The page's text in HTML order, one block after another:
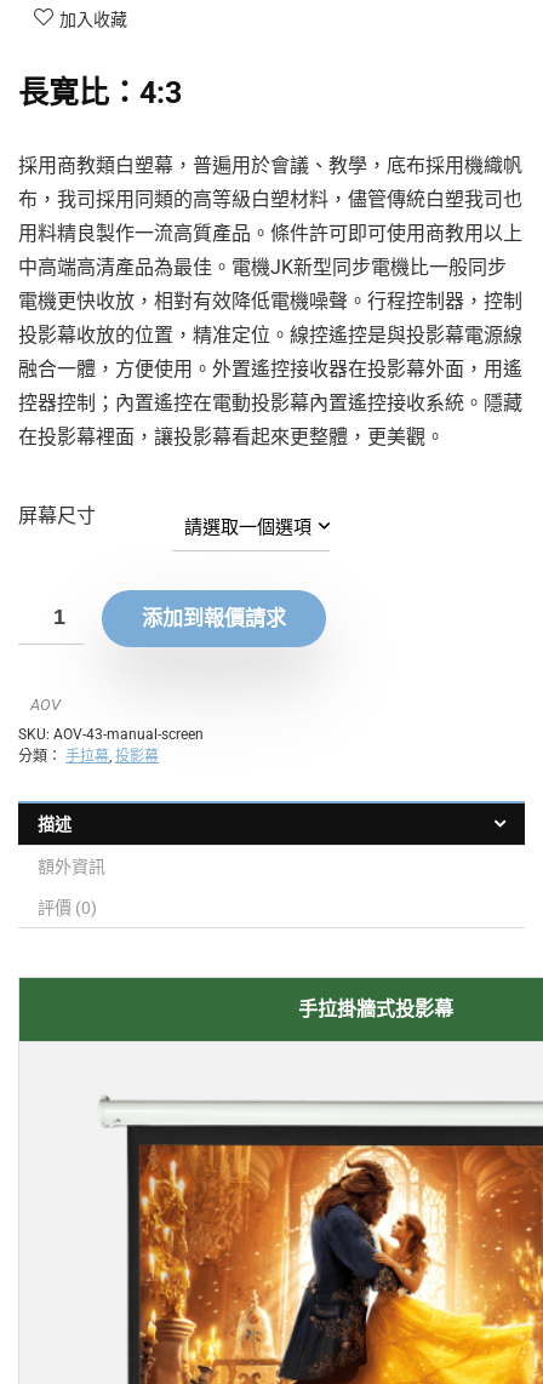
加入收藏
長寛比：4:3
採用商教類白塑幕，普遍用於會議、教學，底布採用機織帆
布，我司採用同類的高等級白塑材料，儘管傳統白塑我司也
用料精良製作一流高質產品。條件許可即可使用商教用以上
中高端高清產品為最佳。電機JK新型同步電機比一般同步
電機更快收放，相對有效降低電機噪聲。行程控制器，控制
投影幕收放的位置，精准定位。線控遙控是與投影幕電源線
融合一體，方便使用。外置遙控接收器在投影幕外面，用遙
控器控制；內置遙控在電動投影幕內置遙控接收系統。隱藏
在投影幕裡面，讓投影幕看起來更整體，更美觀。
屏幕尺寸
添加到報價請求
AOV
SKU: AOV-43-manual-screen
分類： 手拉幕, 投影幕
描述
額外資訊
評價 (0)
手拉掛牆式投影幕